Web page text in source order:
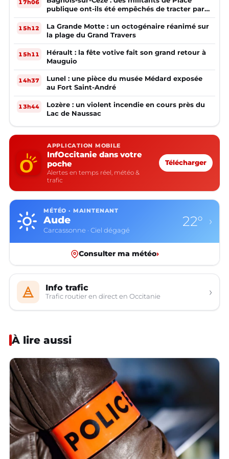
17h06
publique ont-ils été empêchés de tracter par
la mairie ?
15h12
La Grande Motte : un octogénaire réanimé sur
la plage du Grand Travers
15h11
Hérault : la fête votive fait son grand retour à
Mauguio
14h37
Lunel : une pièce du musée Médard exposée
au Fort Saint-André
13h44
Lozère : un violent incendie en cours près du
Lac de Naussac
APPLICATION MOBILE
InfOccitanie dans votre
poche
Alertes en temps réel, météo &
trafic
Télécharger
MÉTÉO · MAINTENANT
Aude
Carcassonne · Ciel dégagé
22° ›
Consulter ma météo›
Info trafic
Trafic routier en direct en Occitanie ›
À lire aussi